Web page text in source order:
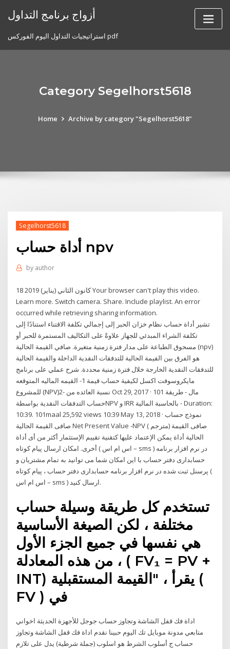
أزواج برنامج التداول
استراتيجيات التداول اليوم الفوركس pdf
Category Segelhorst5618
Home Archive by category "Segelhorst5618"
Segelhorst5618
أداة حساب npv
by author
18 كانون الثاني (يناير) 2019 Your browser can't play this video.
Learn more. Switch camera. Share. Include playlist. An error
occurred while retrieving sharing information.
تشير أداة حساب نظام خزان الحبر إلى إجمالي تكلفة الاقتناء استنادًا إلى
تكلفة الشراء المبدئي للجهاز علاوةً على التكاليف المستمرة للحبر أو
مسحوق الطباعة على مدار فترة زمنية متغيرة. صافي القيمة الحالية (npv)
هو الفرق بين القيمة الحالية للتدفقات النقدية الداخلة والقيمة الحالية
للتدفقات النقدية الخارجة خلال فترة زمنية محددة. شرح عملي على برنامج
مايكروسوفت اكسل لكيفية حساب قيمة 1- القيمه الماليه المتوقعه
للمشروع (NPV)2- نسبة العائده من Oct 29, 2017 · 101 مال - طريقة
حساب التدفقات النقدية بواسطةNPV و IRR بالحاسبة المالية - Duration:
10:39. 101maal 25,592 views 10:39 May 13, 2018 · نموذج حساب
صافى القيمة الحالية Net Present Value -NPV ( مترجم) صافى القيمة
الحالية أداة يمكن الإعتماد عليها كتقنية تقييم الإستثمار أكثر من أى أداة
أخرى. امکان ارسال پیام کوتاه ( اس ام اس – sms ) در نرم افزار برنامه
حسابداری دفتر حساب با این امکان شما می توانید به تمام مشتریان و
پرسنل ثبت شده در نرم افزار برنامه حسابداری دفتر حساب ، پیام کوتاه (
اس ام اس – sms ) ارسال کنید.
تستخدم كل طريقة وسيلة حساب
مختلفة ، لكن الصيغة الأساسية
هي نفسها في جميع الجزء الأول
من هذه المعادلة ، ( FV₁ = PV +
INT) يقرأ ، "القيمة المستقبلية (
اداة فك قفل الشاشة وتجاوز حساب جوجل للأجهزة الحديثة اخواني
متابعي مدونة موبايل تك اليوم حبينا نقدم اداة فك قفل الشاشة وتجاوز
حساب ج أسلوب الشرط هو اسلوب (جملة شرطية) يدل على تلازم